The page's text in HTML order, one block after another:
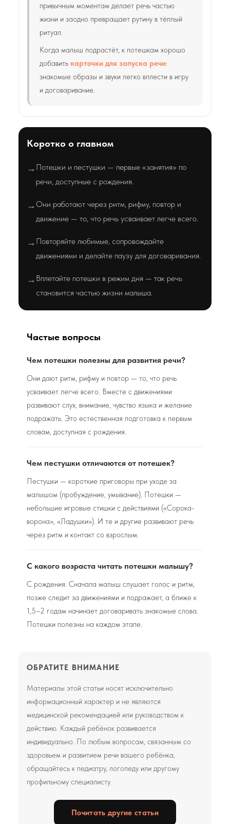
привычным моментам делает речь частью
жизни и заодно превращает рутину в тёплый
ритуал.
Когда малыш подрастёт, к потешкам хорошо
добавить карточки для запуска речи:
знакомые образы и звуки легко вплести в игру
и договаривание.
Коротко о главном
→ Потешки и пестушки — первые «занятия» по
речи, доступные с рождения.
→ Они работают через ритм, рифму, повтор и
движение — то, что речь усваивает легче всего.
→ Повторяйте любимые, сопровождайте
движениями и делайте паузу для договаривания.
→ Вплетайте потешки в режим дня — так речь
становится частью жизни малыша.
Частые вопросы
Чем потешки полезны для развития речи?
Они дают ритм, рифму и повтор — то, что речь
усваивает легче всего. Вместе с движениями
развивают слух, внимание, чувство языка и желание
подражать. Это естественная подготовка к первым
словам, доступная с рождения.
Чем пестушки отличаются от потешек?
Пестушки — короткие приговоры при уходе за
малышом (пробуждение, умывание). Потешки —
небольшие игровые стишки с действиями («Сорока-
ворона», «Ладушки»). И те и другие развивают речь
через ритм и контакт со взрослым.
С какого возраста читать потешки малышу?
С рождения. Сначала малыш слушает голос и ритм,
позже следит за движениями и подражает, а ближе к
1,5–2 годам начинает договаривать знакомые слова.
Потешки полезны на каждом этапе.
ОБРАТИТЕ ВНИМАНИЕ
Материалы этой статьи носят исключительно
информационный характер и не являются
медицинской рекомендацией или руководством к
действию. Каждый ребёнок развивается
индивидуально. По любым вопросам, связанным со
здоровьем и развитием речи вашего ребёнка,
обращайтесь к педиатру, логопеду или другому
профильному специалисту.
Почитать другие статьи